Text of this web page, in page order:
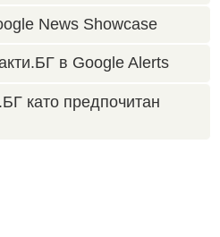
News Showcase
в Google Alerts
като предпочитан